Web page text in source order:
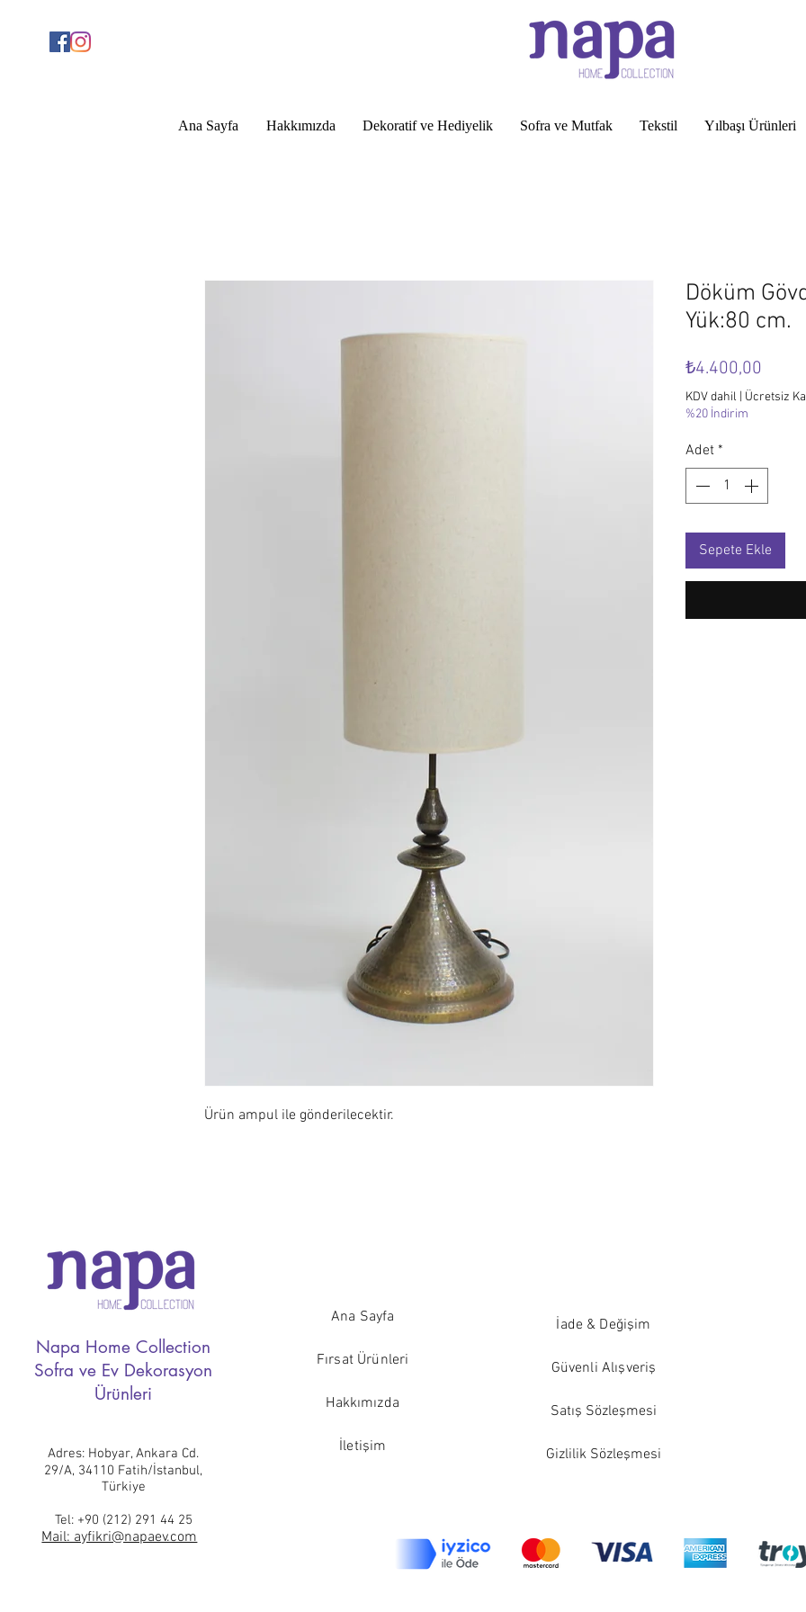
Ana Sayfa Hakkımızda Dekoratif ve Hediyelik Sofra ve Mutfak Tekstil Yılbaşı Ürünleri
Ürün ampul ile gönderilecektir.
Döküm
Yük:80 cm.
₺4.400,00
KDV dahil
Ücretsiz
%20 İndirim
Adet *
Sepete Ekle
Napa Home Collection
Sofra ve Ev Dekorasyon
Ürünleri
Adres: Hobyar, Ankara Cd.
29/A, 34110 Fatih/İstanbul,
Türkiye
Tel:+90 (212) 291 44 25
Mail: ayfikri@napaev.com
Ana Sayfa
Fırsat Ürünleri
Hakkımızda
İletişim
İade & Değişim
Güvenli Alışveriş
Satış Sözleşmesi
Gizlilik Sözleşmesi